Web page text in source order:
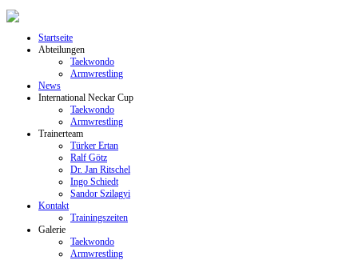
Startseite
Abteilungen
Taekwondo
Armwrestling
News
International Neckar Cup
Taekwondo
Armwrestling
Trainerteam
Türker Ertan
Ralf Götz
Dr. Jan Ritschel
Ingo Schiedt
Sandor Szilagyi
Kontakt
Trainingszeiten
Galerie
Taekwondo
Armwrestling